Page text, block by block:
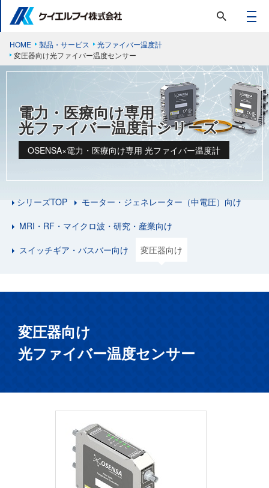
HOME 製品・サービス
光ファイバー温度計
変圧器向け光ファイバー温度センサー
電力・医療向け専用
光ファイバー温度計シリーズ
OSENSA×電力・医療向け専用 光ファイバー温度計
シリーズTOP
モーター・ジェネレーター（中電圧）向け
MRI・RF・マイクロ波・研究・産業向け
スイッチギア・バスバー向け
変圧器向け
変圧器向け
光ファイバー温度センサー